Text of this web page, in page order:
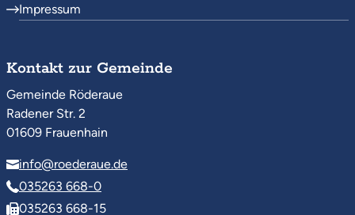
Impressum
Kontakt zur Gemeinde
Gemeinde Röderaue
Radener Str. 2
01609 Frauenhain
info@roederaue.de
035263 668-0
035263 668-15